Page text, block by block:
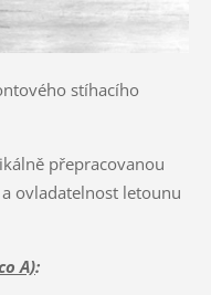
stíhacího
přepracovanou
ovladatelnost letounu
A):